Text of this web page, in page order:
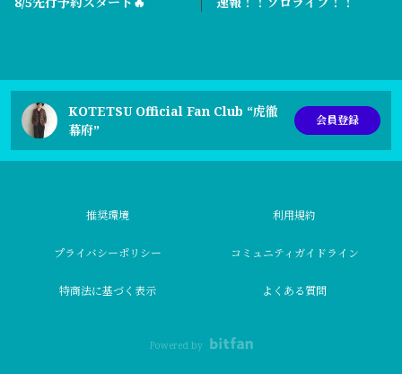
KOTETSU Official Fan Club “虎徹
幕府”
会員登録
推奨環境 利用規約
プライバシーポリシー コミュニティガイドライン
特商法に基づく表示 よくある質問
Powered by